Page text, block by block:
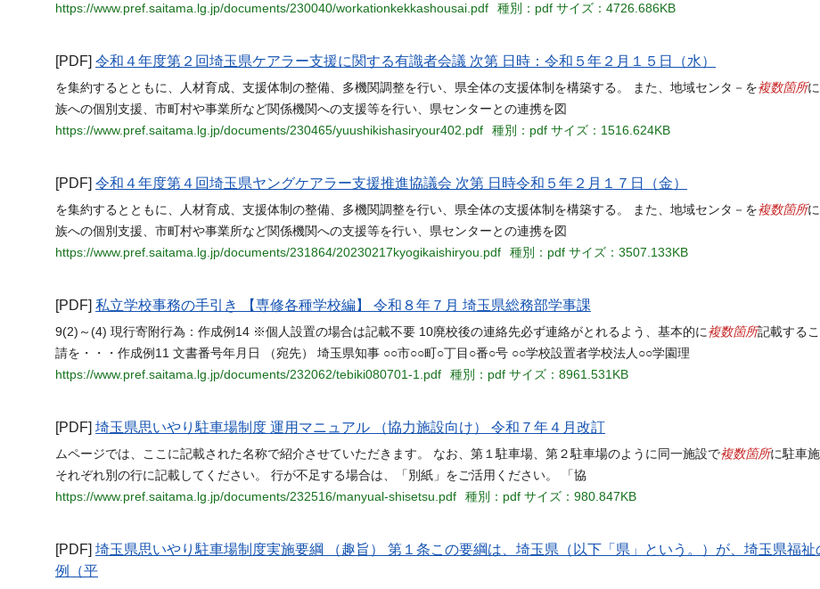
https://www.pref.saitama.lg.jp/documents/230040/workationkekkashousai.pdf
種別：pdf サイズ：4726.686KB
[PDF] 令和４年度第２回埼玉県ケアラー支援に関する有識者会議 次第 日時：令和５年２月１５日（水）
を集約するとともに、人材育成、支援体制の整備、多機関調整を行い、県全体の支援体制を構築する。 また、地域センタ－を複数箇所
族への個別支援、市町村や事業所など関係機関への支援等を行い、県センターとの連携を図
https://www.pref.saitama.lg.jp/documents/230465/yuushikishasiryour402.pdf
種別：pdf サイズ：1516.624KB
[PDF] 令和４年度第４回埼玉県ヤングケアラー支援推進協議会 次第 日時令和５年２月１７日（金）
を集約するとともに、人材育成、支援体制の整備、多機関調整を行い、県全体の支援体制を構築する。 また、地域センタ－を複数箇所
族への個別支援、市町村や事業所など関係機関への支援等を行い、県センターとの連携を図
https://www.pref.saitama.lg.jp/documents/231864/20230217kyogikaishiryou.pdf
種別：pdf サイズ：3507.133KB
[PDF] 私立学校事務の手引き 【専修各種学校編】 令和８年７月 埼玉県総務部学事課
9(2)～(4) 現行寄附行為：作成例14 ※個人設置の場合は記載不要 10廃校後の連絡先必ず連絡がとれるよう、基本的に複数箇所記載する
請を・・・作成例11 文書番号年月日 （宛先） 埼玉県知事 ○○市○○町○丁目○番○号 ○○学校設置者学校法人○○学園理
https://www.pref.saitama.lg.jp/documents/232062/tebiki080701-1.pdf
種別：pdf サイズ：8961.531KB
[PDF] 埼玉県思いやり駐車場制度 運用マニュアル （協力施設向け） 令和７年４月改訂
ムページでは、ここに記載された名称で紹介させていただきます。 なお、第１駐車場、第２駐車場のように同一施設で複数箇所に駐車
それぞれ別の行に記載してください。 行が不足する場合は、「別紙」をご活用ください。 「協
https://www.pref.saitama.lg.jp/documents/232516/manyual-shisetsu.pdf
種別：pdf サイズ：980.847KB
[PDF] 埼玉県思いやり駐車場制度実施要綱 （趣旨） 第１条この要綱は、埼玉県（以下「県」という。）が、埼玉県福祉
例（平